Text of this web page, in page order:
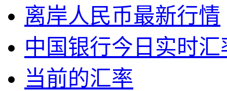
离岸人民币最新行情
中国银行今日实时汇
当前的汇率